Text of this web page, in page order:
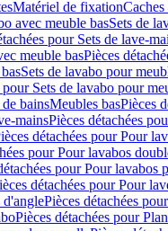
Matériel de fixation
avec meuble basSets de
pour Sets de lave-
meuble basPièces
Sets de lavabo pour
pour Sets de lavabo pour
bainsMeubles basPièces
mainsPièces détachées
détachées pour Pour
pour Pour lavabos
pour Pour lavabos
détachées pour Pour
d'anglePièces détachées
Pièces détachées pour